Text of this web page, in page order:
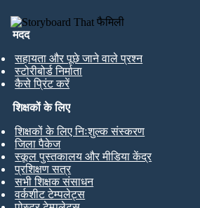
मदद
सहायता और पूछे जाने वाले प्रश्न
स्टोरीबोर्ड निर्माता
कैसे प्रिंट करें
शिक्षकों के लिए
शिक्षकों के लिए निःशुल्क संस्करण
जिला पैकेज
स्कूल पुस्तकालय और मीडिया केंद्र
प्रशिक्षण सत्र
सभी शिक्षक संसाधन
वर्कशीट टेम्पलेट्स